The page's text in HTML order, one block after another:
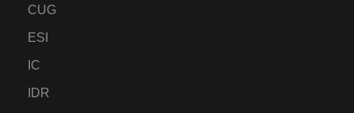
CUG
ESI
IC
IDR